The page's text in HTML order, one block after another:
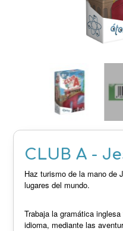
CLUB A -
Haz turismo de la mano de
lugares del mundo.
Trabaja la gramática
idioma, mediante las